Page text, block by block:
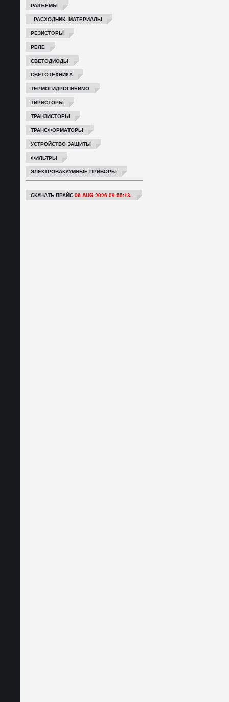
РАЗЪЁМЫ
_РАСХОДНИК. МАТЕРИАЛЫ
РЕЗИСТОРЫ
РЕЛЕ
СВЕТОДИОДЫ
СВЕТОТЕХНИКА
ТЕРМОГИДРОПНЕВМО
ТИРИСТОРЫ
ТРАНЗИСТОРЫ
ТРАНСФОРМАТОРЫ
УСТРОЙСТВО ЗАЩИТЫ
ФИЛЬТРЫ
ЭЛЕКТРОВАКУУМНЫЕ ПРИБОРЫ
СКАЧАТЬ ПРАЙС 06 AUG 2026 09:55:13.